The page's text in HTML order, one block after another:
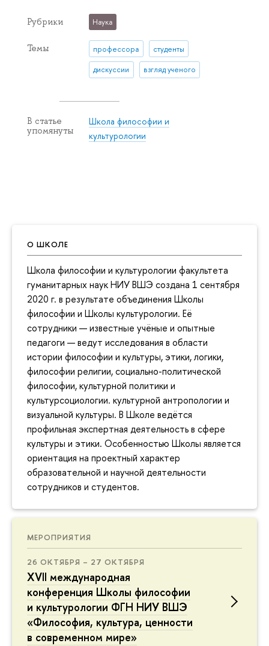
О ШКОЛЕ
Школа философии и культурологии факультета
гуманитарных наук НИУ ВШЭ создана 1 сентября
2020 г. в результате объединения Школы
философии и Школы культурологии. Её
сотрудники — известные учёные и опытные
педагоги — ведут исследования в области
истории философии и культуры, этики, логики,
философии религии, социально-политической
философии, культурной политики и
культурсоциологии. культурной антропологии и
визуальной культуры. В Школе ведётся
профильная экспертная деятельность в сфере
культуры и этики. Особенностью Школы является
ориентация на проектный характер
образовательной и научной деятельности
сотрудников и студентов.
МЕРОПРИЯТИЯ
26 ОКТЯБРЯ – 27 ОКТЯБРЯ
XVII международная
конференция Школы философии
и культурологии ФГН НИУ ВШЭ
«Философия, культура, ценности
в современном мире»
Рубрики Наука
Темы профессора студенты
дискуссии взгляд ученого
В статье
упомянуты
Школа философии и
культурологии